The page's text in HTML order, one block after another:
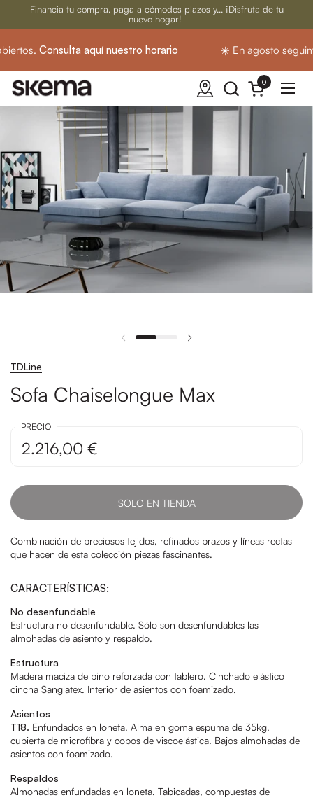
Ir al contenido
Financia tu compra, paga a cómodos plazos y... ¡Disfruta de tu
nuevo hogar!
Consulta aquí nuestro horario ☀️ En agosto
Abrir carrito
0
Abrir
TDLine
Sofa Chaiselongue Max
PRECIO
2.216,00 €
SOLO EN TIENDA
Combinación de preciosos tejidos, refinados brazos y líneas rectas
que hacen de esta colección piezas fascinantes.
CARACTERÍSTICAS:
No desenfundable
Estructura no desenfundable. Sólo son desenfundables las
almohadas de asiento y respaldo.
Estructura
Madera maciza de pino reforzada con tablero. Cinchado elástico
cincha Sanglatex. Interior de asientos con foamizado.
Asientos
T18. Enfundados en loneta. Alma en goma espuma de 35kg,
cubierta de microfibra y copos de viscoelástica. Bajos almohadas de
asientos con foamizado.
Respaldos
Almohadas enfundadas en loneta. Tabicadas, compuestas de